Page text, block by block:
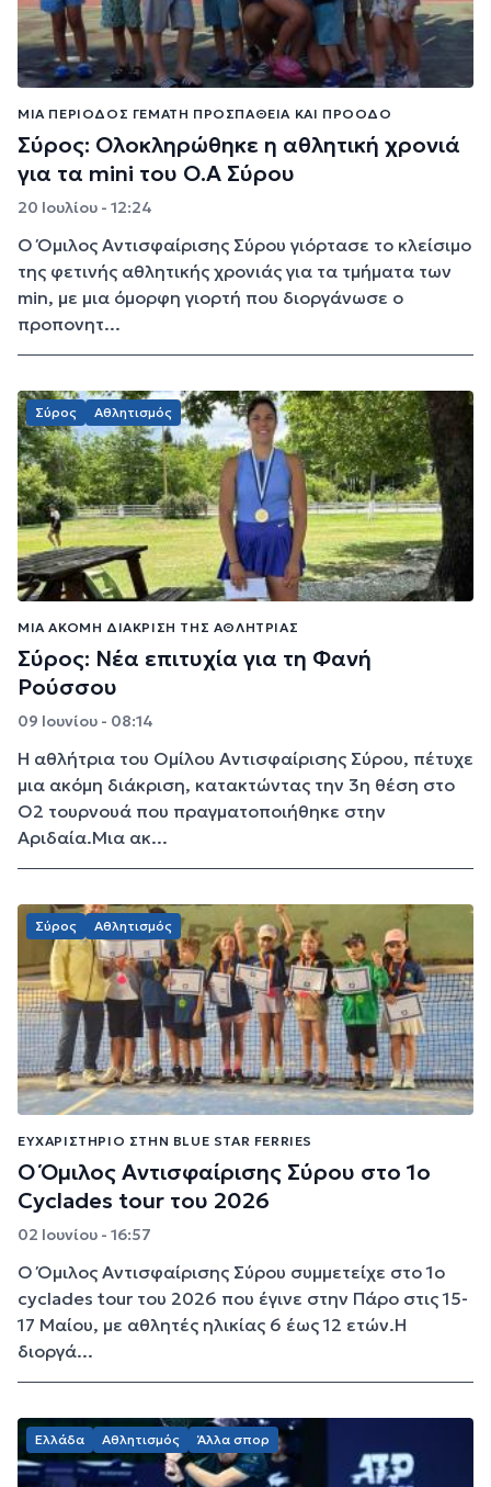
ΜΙΑ ΠΕΡΊΟΔΟΣ ΓΕΜΆΤΗ ΠΡΟΣΠΆΘΕΙΑ ΚΑΙ ΠΡΌΟΔΟ
Σύρος: Ολοκληρώθηκε η αθλητική χρονιά
για τα mini του Ο.Α Σύρου
20 Ιουλίου - 12:24
Ο Όμιλος Αντισφαίρισης Σύρου γιόρτασε το κλείσιμο
της φετινής αθλητικής χρονιάς για τα τμήματα των
min, με μια όμορφη γιορτή που διοργάνωσε ο
προπονητ...
Σύρος Αθλητισμός
ΜΊΑ ΑΚΌΜΗ ΔΙΆΚΡΙΣΗ ΤΗΣ ΑΘΛΉΤΡΙΑΣ
Σύρος: Νέα επιτυχία για τη Φανή
Ρούσσου
09 Ιουνίου - 08:14
Η αθλήτρια του Ομίλου Αντισφαίρισης Σύρου, πέτυχε
μια ακόμη διάκριση, κατακτώντας την 3η θέση στο
Ο2 τουρνουά που πραγματοποιήθηκε στην
Αριδαία.Μια ακ...
Σύρος Αθλητισμός
ΕΥΧΑΡΙΣΤΉΡΙΟ ΣΤΗΝ BLUE STAR FERRIES
Ο Όμιλος Αντισφαίρισης Σύρου στο 1ο
Cyclades tour του 2026
02 Ιουνίου - 16:57
Ο Όμιλος Αντισφαίρισης Σύρου συμμετείχε στο 1ο
cyclades tour του 2026 που έγινε στην Πάρο στις 15-
17 Μαίου, με αθλητές ηλικίας 6 έως 12 ετών.Η
διοργά...
Ελλάδα Αθλητισμός Άλλα σπορ